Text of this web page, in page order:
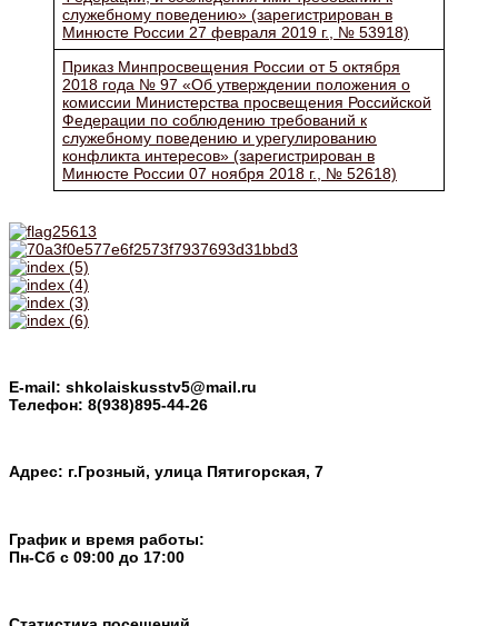
служебному поведению» (зарегистрирован в
Минюсте России 27 февраля 2019 г., № 53918)
Приказ Минпросвещения России от 5 октября
2018 года № 97 «Об утверждении положения о
комиссии Министерства просвещения Российской
Федерации по соблюдению требований к
служебному поведению и урегулированию
конфликта интересов» (зарегистрирован в
Минюсте России 07 ноября 2018 г., № 52618)
E-mail: shkolaiskusstv5@mail.ru
Телефон: 8(938)895-44-26
Адрес: г.Грозный, улица Пятигорская, 7
График и время работы:
Пн-Cб с 09:00 до 17:00